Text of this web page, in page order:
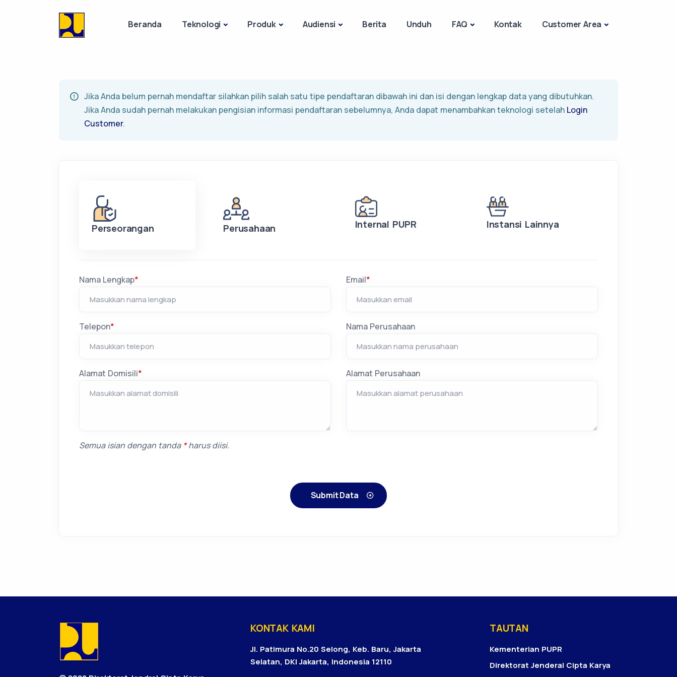
Beranda Teknologi Produk Audiensi Berita Unduh FAQ Kontak Customer Area
Jika Anda belum pernah mendaftar silahkan pilih salah satu tipe pendaftaran dibawah ini dan isi dengan lengkap data yang dibutuhkan.
Jika Anda sudah pernah melakukan pengisian informasi pendaftaran sebelumnya, Anda dapat menambahkan teknologi setelah Login
Customer.
Perseorangan Perusahaan Internal PUPR Instansi Lainnya
Nama Lengkap*
Telepon*
Alamat Domisili*
Email*
Nama Perusahaan
Alamat Perusahaan
Semua isian dengan tanda *harus diisi.
Submit Data
KONTAK KAMI
Jl. Patimura No.20 Selong, Keb. Baru, Jakarta
Selatan, DKI Jakarta, Indonesia 12110
TAUTAN
Kementerian PUPR
Direktorat Jenderal Cipta Karya